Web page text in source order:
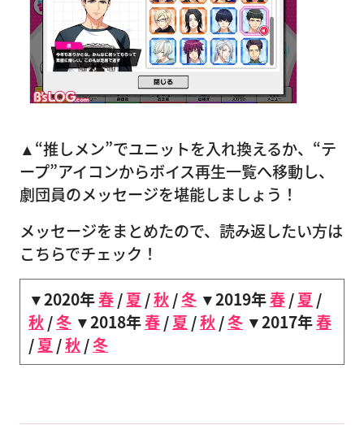
▲“推しメン”でユニットを入れ換えるか、“テ
ープ”アイコンからボイス再生一覧へ移動し、
劇団員のメッセージを堪能しましょう！
メッセージをまとめたので、読み返したい方は
こちらでチェック！
▼2020年春/夏 /秋/冬 ▼2019年春/夏 /
秋/冬 ▼2018年春/夏 /秋/冬 ▼2017年春
/夏 /秋/冬